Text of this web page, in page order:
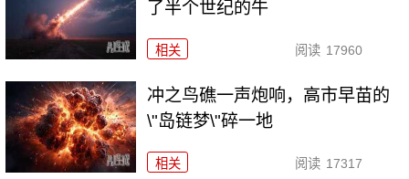
了半个世纪的牛
相关 阅读 17960
冲之鸟礁一声炮响，高市早苗的
\"岛链梦\"碎一地
相关 阅读 17317